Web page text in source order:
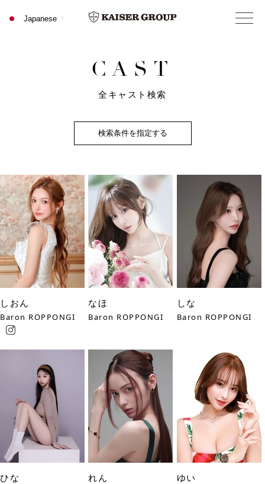
CA S T
全キャスト検索
検索条件を指定する
しおん
Baron ROPPONGI
なほ
Baron ROPPONGI
しな
Baron ROPPONGI
ひな れん ゆい